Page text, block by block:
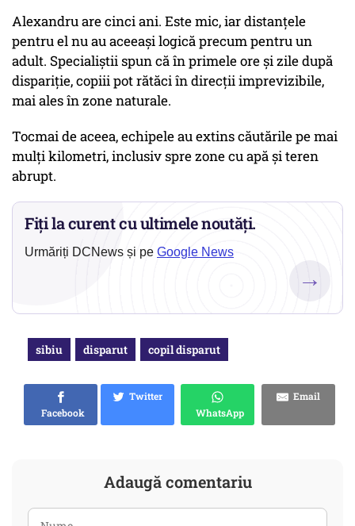
Alexandru are cinci ani. Este mic, iar distanțele
pentru el nu au aceeași logică precum pentru un
adult. Specialiștii spun că în primele ore și zile după
dispariție, copiii pot rătăci în direcții imprevizibile,
mai ales în zone naturale.
Tocmai de aceea, echipele au extins căutările pe mai
mulți kilometri, inclusiv spre zone cu apă și teren
abrupt.
Fiți la curent cu ultimele noutăți.
Urmăriți DCNews și pe Google News
→
sibiu disparut copil disparut
Facebook
Twitter
WhatsApp
Email
Adaugă comentariu